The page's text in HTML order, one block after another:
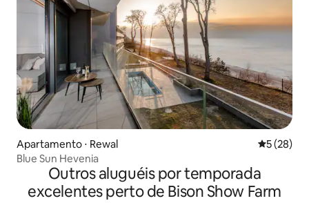
Apartamento ⋅ Rewal 5 de uma
5 (28)
Blue Sun Hevenia
Outros aluguéis por temporada
excelentes perto de Bison Show Farm